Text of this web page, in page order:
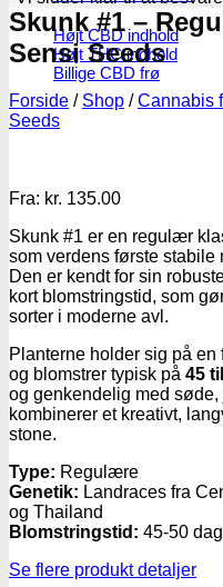
Højt CBD indhold
Højt THC indhold
Billige CBD frø
Skunk #1 –
Sensi Seeds
Forside / Shop / Cannabis
Seeds
Fra: kr. 135.00
Skunk #1 er en regulær
som verdens første stabile
Den er kendt for sin
kort blomstringstid, som
sorter i moderne avl.
Planterne holder sig på
og blomstrer typisk på 45
og genkendelig med søde,
kombinerer et kreativt,
stone.
Type: Regulære
Genetik: Landraces fra
og Thailand
Blomstringstid: 45-50
Se flere produkt detaljer